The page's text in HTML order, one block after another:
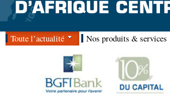
Toute l’actualité Nos produits & services